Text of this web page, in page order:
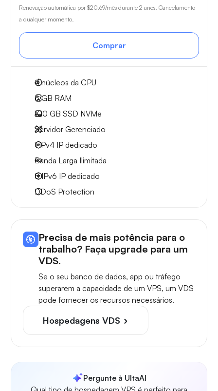
Renovação automática por $20.69/mês durante 2 anos. Cancelamento
a qualquer momento.
Comprar
4núcleos da CPU
6 GB RAM
100 GB SSD NVMe
Servidor Gerenciado
1 IPv4 IP dedicado
Banda Larga Ilimitada
8 IPv6 IP dedicado
DDoS Protection
Precisa de mais potência para o
trabalho? Faça upgrade para um
VDS.
Se o seu banco de dados, app ou tráfego
superarem a capacidade de um VPS, um VDS
pode fornecer os recursos necessários.
Hospedagens VDS
Pergunte à UltaAI